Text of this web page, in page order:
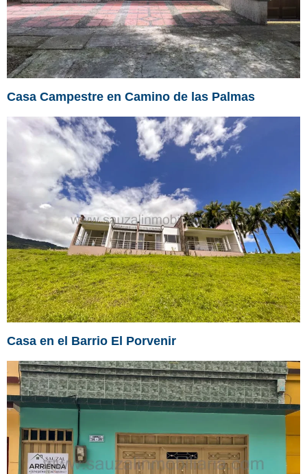
Casa Campestre en Camino de las Palmas
Casa en el Barrio El Porvenir